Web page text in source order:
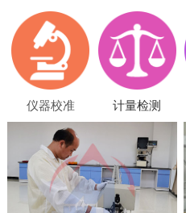
仪器校准 计量检测